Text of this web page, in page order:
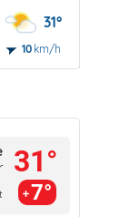
31°
10 km/h
31°
7°